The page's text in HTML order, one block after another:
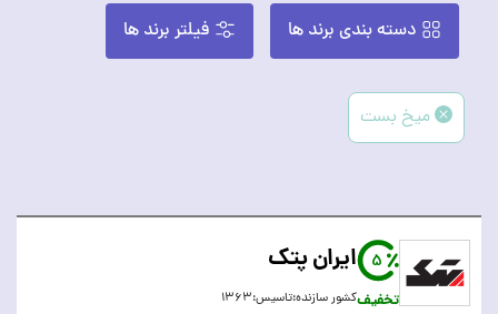
میخ بست
5
تخفیف
ایران پتک
کشور سازنده:تاسیس:۱۳۶۳